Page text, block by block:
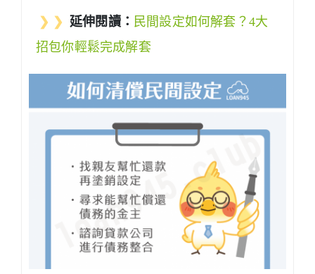
❯ ❯ 延伸閱讀： 民間設定如何解套？4大
招包你輕鬆完成解套